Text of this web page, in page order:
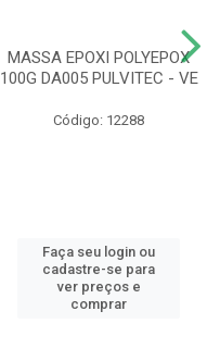
MASSA EPOXI POLYEPOX
100G DA005 PULVITEC - VE
Código: 12288
Faça seu login ou
cadastre-se para
ver preços e
comprar